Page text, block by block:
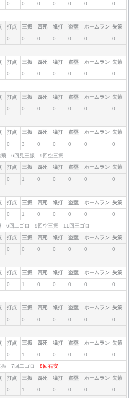
0 0 0 0 0 0 0
打点 三振 四死 犠打 盗塁 ホームラン 失策
0 0 0 0 0 0 0
打点 三振 四死 犠打 盗塁 ホームラン 失策
0 0 0 0 0 0 0
打点 三振 四死 犠打 盗塁 ホームラン 失策
0 0 0 0 0 0 0
打点 三振 四死 犠打 盗塁 ホームラン 失策
0 3 0 0 0 0 0
飛 6回見三振 9回空三振
打点 三振 四死 犠打 盗塁 ホームラン 失策
0 1 0 0 0 0 0
打点 三振 四死 犠打 盗塁 ホームラン 失策
0 1 0 0 0 0 0
6回二ゴロ 9回空三振 11回三ゴロ
打点 三振 四死 犠打 盗塁 ホームラン 失策
0 0 0 0 0 0 0
打点 三振 四死 犠打 盗塁 ホームラン 失策
0 1 0 0 0 0 0
打点 三振 四死 犠打 盗塁 ホームラン 失策
0 0 0 0 0 0 0
打点 三振 四死 犠打 盗塁 ホームラン 失策
0 1 0 0 0 0 0
振 7回二ゴロ 8回右安
打点 三振 四死 犠打 盗塁 ホームラン 失策
0 1 0 0 0 0 0